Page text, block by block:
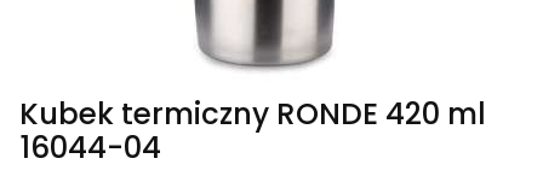
Kubek termiczny RONDE 420 ml
16044-04